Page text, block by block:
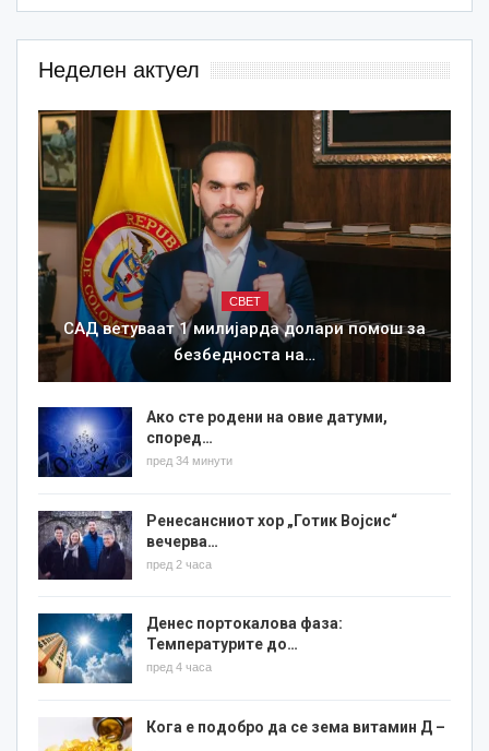
Неделен актуел
СВЕТ
САД ветуваат 1 милијарда долари помош за
безбедноста на…
Ако сте родени на овие датуми,
според…
пред 34 минути
Ренесансниот хор „Готик Војсис“
вечерва…
пред 2 часа
Денес портокалова фаза:
Температурите до…
пред 4 часа
Кога е подобро да се зема витамин Д –